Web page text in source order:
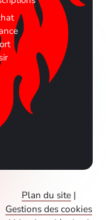
Plan du site|
Gestions des cookies